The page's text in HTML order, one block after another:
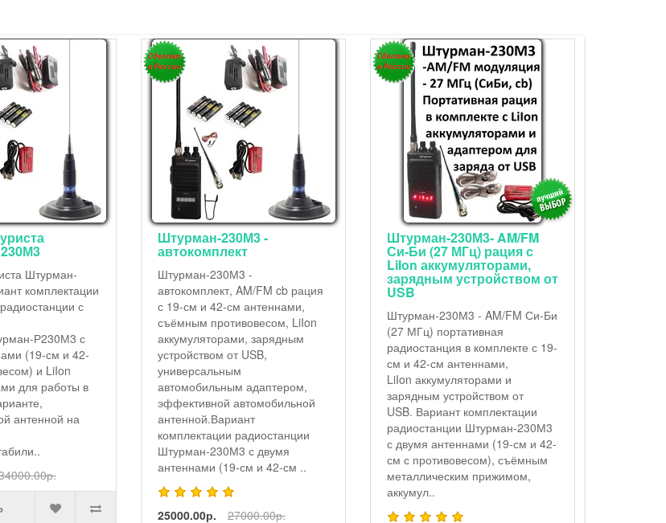
Штурман-
комплектации
с
Р230М3 с
(19-см и 42-
и LiIon
для работы в
антенной на
Штурман-230М3 -
автокомплект
Штурман-230М3 -
автокомплект, AM/FM cb рация
с 19-см и 42-см антеннами,
съёмным противовесом, LiIon
аккумуляторами, зарядным
устройством от USB,
универсальным
автомобильным адаптером,
эффективной автомобильной
антенной.Вариант
комплектации радиостанции
Штурман-230М3 с двумя
антеннами (19-см и 42-см ..
25000.00р. 27000.00р.
Штурман-230М3- AM/FM
Си-Би (27 МГц) рация с
LiIon аккумуляторами,
зарядным устройством от
USB
Штурман-230М3 - AM/FM Си-Би
(27 МГц) портативная
радиостанция в комплекте с 19-
см и 42-см антеннами,
LiIon аккумуляторами и
зарядным устройством от
USB. Вариант комплектации
радиостанции Штурман-230М3
с двумя антеннами (19-см и 42-
см с противовесом), съёмным
металлическим прижимом,
аккумул..